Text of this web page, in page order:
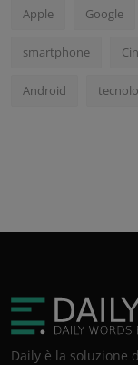
Apple Google
smartphone
Android
Daily è la soluzione